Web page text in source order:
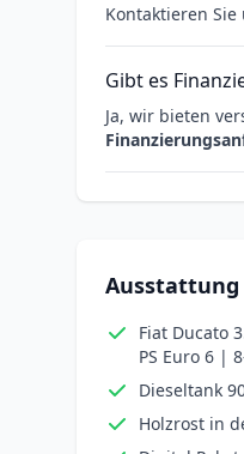
Kontaktieren
Gibt es
Ja, wir bieten
Ausstattung
Fiat Ducato
PS Euro 6 |
Dieseltank
Holzrost in